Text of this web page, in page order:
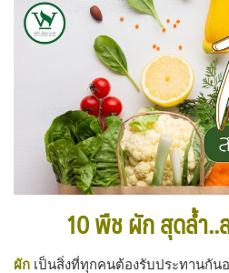
10 พืช ผัก สุดล้ำ
ผัก เป็นสิ่งที่ทุกคนต้องรับประทานกัน